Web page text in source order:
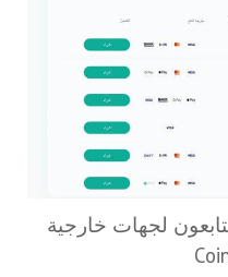
لجهات خارجية